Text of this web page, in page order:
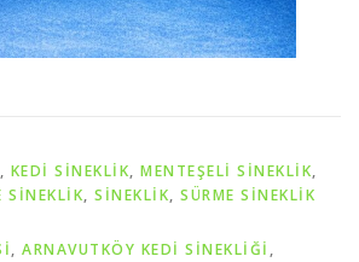
, KEDI SINEKLIK, MENTEŞELI SINEKLIK,
SINEKLIK, SİNEKLİK, SÜRME SINEKLIK
, ARNAVUTKÖY KEDİ SİNEKLİĞİ ,